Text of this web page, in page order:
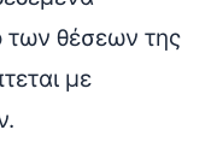
των θέσεων της
με